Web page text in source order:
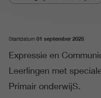
Startdatum 01 september 2025
Expressie en
Leerlingen met
Primair onderwijS.